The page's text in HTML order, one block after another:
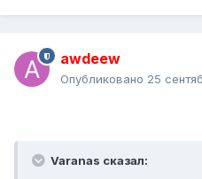
awdeew
Опубликовано 25
Varanas сказал: